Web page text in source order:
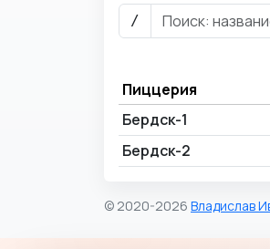
/
Пиццерия
Бердск-1
Бердск-2
© 2020-2026 Владислав